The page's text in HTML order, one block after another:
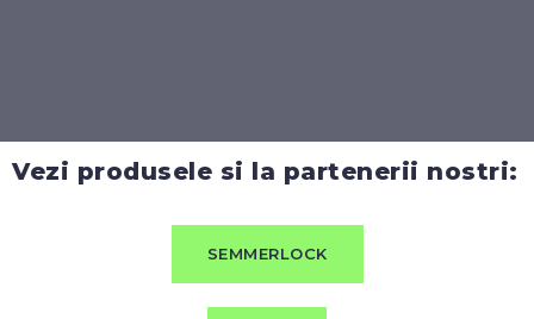
Vezi produsele si la partenerii nostri:
SEMMERLOCK